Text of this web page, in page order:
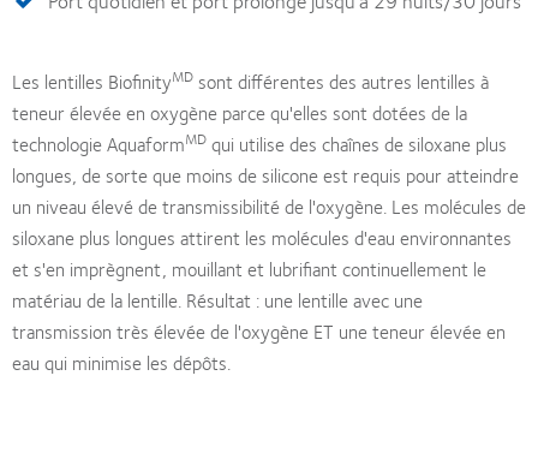
Les lentilles BiofinityMD sont différentes des autres lentilles à
teneur élevée en oxygène parce qu'elles sont dotées de la
technologie AquaformMD qui utilise des chaînes de siloxane plus
longues, de sorte que moins de silicone est requis pour atteindre
un niveau élevé de transmissibilité de l'oxygène. Les molécules de
siloxane plus longues attirent les molécules d'eau environnantes
et s'en imprègnent, mouillant et lubrifiant continuellement le
matériau de la lentille. Résultat : une lentille avec une
transmission très élevée de l'oxygène ET une teneur élevée en
eau qui minimise les dépôts.